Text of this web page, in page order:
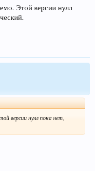
Этой версии нулл
версии нулл пока нет,